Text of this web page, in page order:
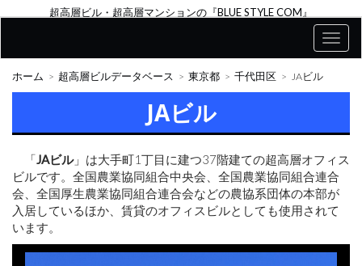
超高層ビル・超高層マンションの『BLUE STYLE COM』
ホーム 超高層ビルデータベース 東京都 千代田区 JAビル
JAビル
「JAビル」は大手町1丁目に建つ37階建ての超高層オフィス
ビルです。全国農業協同組合中央会、全国農業協同組合連合
会、全国厚生農業協同組合連合会などの農協系団体の本部が
入居しているほか、賃貸のオフィスビルとしても使用されて
います。